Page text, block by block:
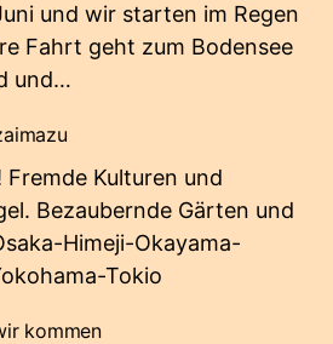
und wir starten im Regen
Fahrt geht zum Bodensee
und…
Fremde Kulturen und
Bezaubernde Gärten und
Himeji-Okayama-
Tokio
kommen